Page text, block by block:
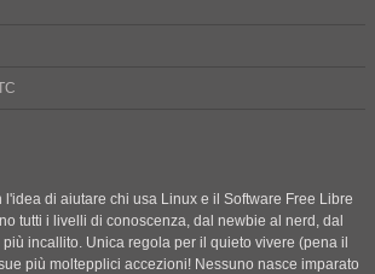
l'idea di aiutare chi usa Linux e il Software Free Libre
tutti i livelli di conoscenza, dal newbie al nerd, dal
incallito. Unica regola per il quieto vivere (pena il
più moltepplici accezioni! Nessuno nasce imparato